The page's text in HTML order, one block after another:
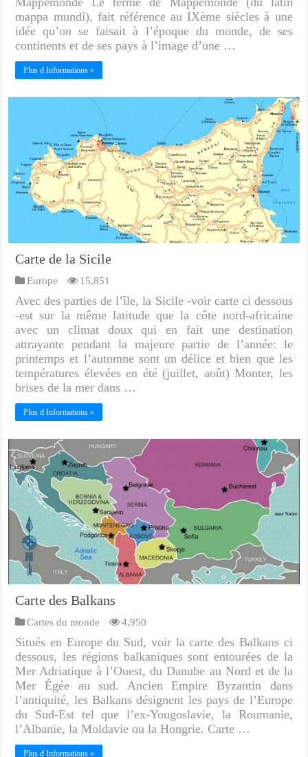
mappa mundi), fait référence au IXème siècles à une
idée qu’on se faisait à l’époque du monde, de ses
continents et de ses pays à l’image d’une …
Plus d Informations »
Carte de la Sicile
Europe 15,851
Avec des parties de l’île, la Sicile -voir carte ci dessous
-est sur la même latitude que la côte nord-africaine
avec un climat doux qui en fait une destination
attrayante pendant la majeure partie de l’année: le
printemps et l’automne sont un délice et bien que les
températures élevées en été (juillet, août) Monter, les
brises de la mer dans …
Plus d Informations »
Carte des Balkans
Cartes du monde 4,950
Situés en Europe du Sud, voir la carte des Balkans ci
dessous, les régions balkaniques sont entourées de la
Mer Adriatique à l’Ouest, du Danube au Nord et de la
Mer Égée au sud. Ancien Empire Byzantin dans
l’antiquité, les Balkans désignent les pays de l’Europe
du Sud-Est tel que l’ex-Yougoslavie, la Roumanie,
l’Albanie, la Moldavie ou la Hongrie. Carte …
Plus d Informations »